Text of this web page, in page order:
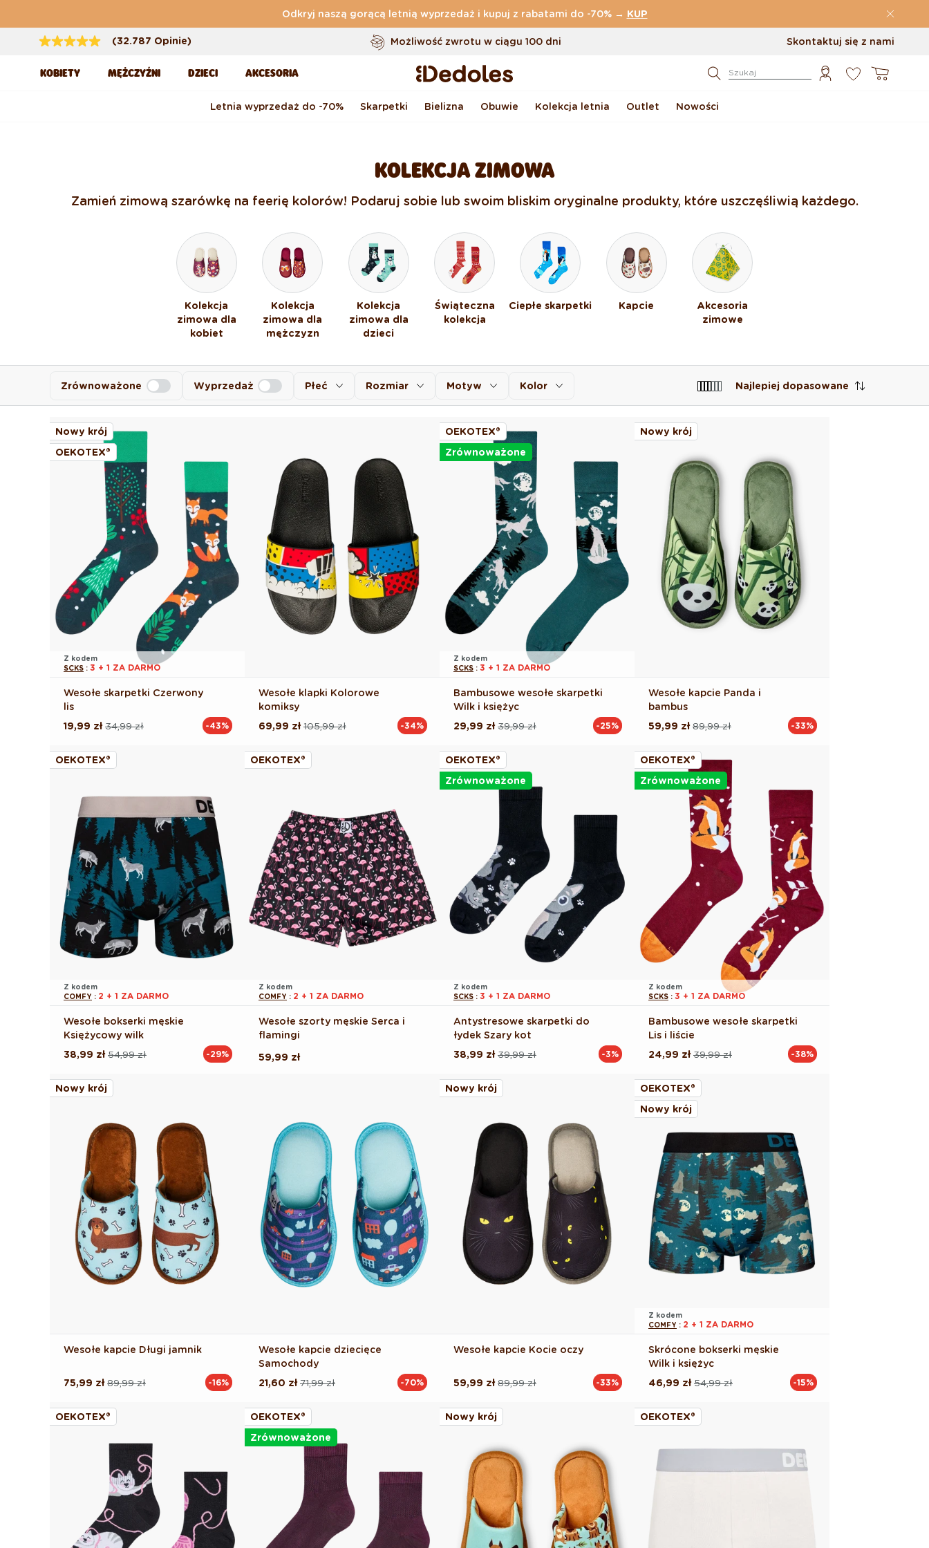
Odkryj naszą gorącą letnią wyprzedaż i kupuj z rabatami do -70% → KUP
(32.787 Opinie)
Darmowa dostawa zamówień o wartości powyżej169 zł
Możliwość zwrotu w ciągu 100 dni
Oryginalne wzornictwo stworzone przez nas
Skontaktuj się z nami
KOBIETY MĘŻCZYŹNI DZIECI AKCESORIA Szukaj Koszyk
Letnia wyprzedaż do -70% Skarpetki Bielizna Obuwie Kolekcja letnia Outlet Nowości
KOLEKCJA ZIMOWA
Zamień zimową szarówkę na feerię kolorów! Podaruj sobie lub swoim bliskim oryginalne produkty, które uszczęśliwią każdego.
Kolekcja
zimowa dla
kobiet
Kolekcja
zimowa dla
mężczyzn
Kolekcja
zimowa dla
dzieci
Świąteczna
kolekcja
Ciepłe skarpetki Kapcie
Akcesoria
zimowe
Płeć Rozmiar Motyw Kolor
Zrównoważone Wyprzedaż Najlepiej dopasowane
Nowy krój
OEKOTEX®
Z kodem
SCKS : 3 + 1 ZA DARMO
Wesołe skarpetki Czerwony
lis
Cena
34,99 zł
Cena
19,99 zł -43%
Wesołe klapki Kolorowe
komiksy
Cena
105,99 zł
Cena
69,99 zł -34%
OEKOTEX®
Zrównoważone
Z kodem
SCKS : 3 + 1 ZA DARMO
Bambusowe wesołe skarpetki
Wilk i księżyc
Cena
39,99 zł
Cena
29,99 zł -25%
Nowy krój
Wesołe kapcie Panda i
bambus
Cena
89,99 zł
Cena
59,99 zł -33%
OEKOTEX®
Z kodem
COMFY : 2 + 1 ZA DARMO
Wesołe bokserki męskie
Księżycowy wilk
Cena
54,99 zł
Cena
38,99 zł -29%
OEKOTEX®
Z kodem
COMFY : 2 + 1 ZA DARMO
Wesołe szorty męskie Serca i
flamingi
Cena
59,99 zł
OEKOTEX®
Zrównoważone
Z kodem
SCKS : 3 + 1 ZA DARMO
Antystresowe skarpetki do
łydek Szary kot
Cena
39,99 zł
Cena
38,99 zł -3%
OEKOTEX®
Zrównoważone
Z kodem
SCKS : 3 + 1 ZA DARMO
Bambusowe wesołe skarpetki
Lis i liście
Cena
39,99 zł
Cena
24,99 zł -38%
Nowy krój
Wesołe kapcie Długi jamnik
Cena
89,99 zł
Cena
75,99 zł -16%
Wesołe kapcie dziecięce
Samochody
Cena
71,99 zł
Cena
21,60 zł -70%
Nowy krój
Wesołe kapcie Kocie oczy
Cena
89,99 zł
Cena
59,99 zł -33%
OEKOTEX®
Nowy krój
Z kodem
COMFY : 2 + 1 ZA DARMO
Skrócone bokserki męskie
Wilk i księżyc
Cena
54,99 zł
Cena
46,99 zł -15%
OEKOTEX®
OEKOTEX®
Zrównoważone
Nowy krój OEKOTEX®